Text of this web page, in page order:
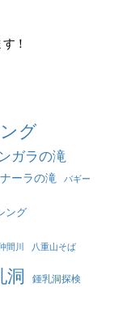
！
グ
ガラの滝
ナーラの滝 バギー
ング
間川 八重山そば
洞 鍾乳洞探検